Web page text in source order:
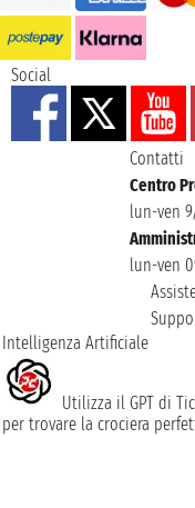
Social
Contatti
Centro
lun-ven
lun-ven
Intelligenza Artificiale
Utilizza il GPT di
per trovare la crociera